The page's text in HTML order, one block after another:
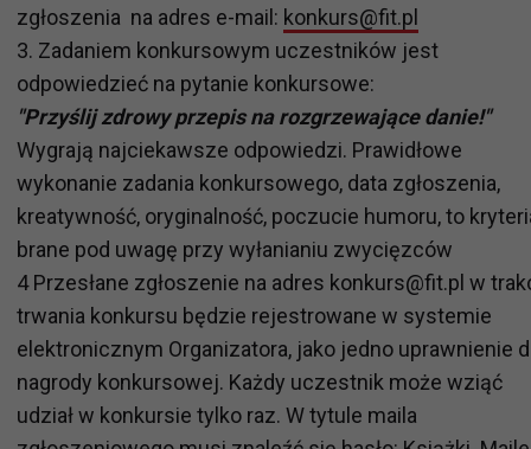
zgłoszenia na adres e-mail: konkurs@fit.pl
3. Zadaniem konkursowym uczestników jest
odpowiedzieć na pytanie konkursowe:
"Przyślij zdrowy przepis na rozgrzewające danie!"
Wygrają najciekawsze odpowiedzi. Prawidłowe
wykonanie zadania konkursowego, data zgłoszenia,
kreatywność, oryginalność, poczucie humoru, to
brane pod uwagę przy wyłanianiu zwycięzców
4 Przesłane zgłoszenie na adres konkurs@fit.pl w
trwania konkursu będzie rejestrowane w systemie
elektronicznym Organizatora, jako jedno uprawnienie
nagrody konkursowej. Każdy uczestnik może wziąć
udział w konkursie tylko raz. W tytule maila